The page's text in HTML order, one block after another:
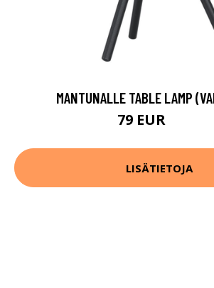
MANTUNALLE TABLE LAMP
79 EUR
LISÄTIETOJA